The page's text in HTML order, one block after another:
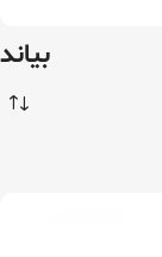
بیاند